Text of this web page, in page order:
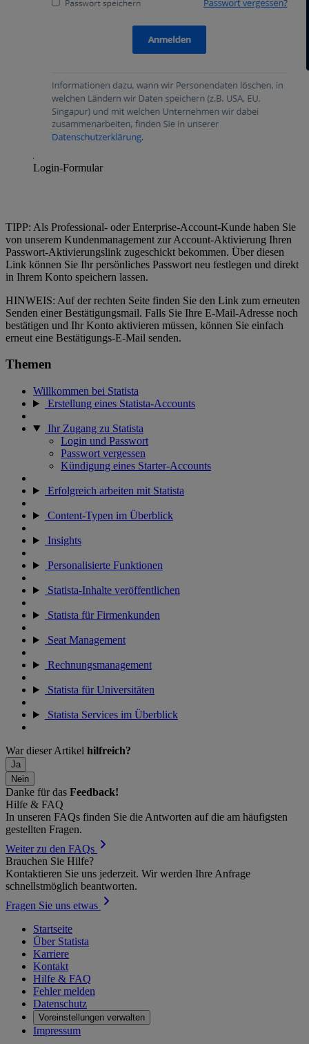
Login-Formular
TIPP: Als Professional- oder Enterprise-Account-Kunde haben Sie
von unserem Kundenmanagement zur Account-Aktivierung Ihren
Passwort-Aktivierungslink zugeschickt bekommen. Über diesen
Link können Sie Ihr persönliches Passwort neu festlegen und direkt
in Ihrem Konto speichern lassen.
HINWEIS: Auf der rechten Seite finden Sie den Link zum erneuten
Senden einer Bestätigungsmail. Falls Sie Ihre E-Mail-Adresse noch
bestätigen und Ihr Konto aktivieren müssen, können Sie einfach
erneut eine Bestätigungs-E-Mail senden.
Themen
Willkommen bei Statista
Erstellung eines Statista-Accounts
Ihr Zugang zu Statista
Login und Passwort
Passwort vergessen
Kündigung eines Starter-Accounts
Erfolgreich arbeiten mit Statista
Content-Typen im Überblick
Insights
Personalisierte Funktionen
Statista-Inhalte veröffentlichen
Statista für Firmenkunden
Seat Management
Rechnungsmanagement
Statista für Universitäten
Statista Services im Überblick
War dieser Artikel hilfreich?
Ja
Nein
Danke für das Feedback!
Hilfe & FAQ
In unseren FAQs finden Sie die Antworten auf die am häufigsten
gestellten Fragen.
Weiter zu den FAQs
Brauchen Sie Hilfe?
Kontaktieren Sie uns jederzeit. Wir werden Ihre Anfrage
schnellstmöglich beantworten.
Fragen Sie uns etwas
Startseite
Über Statista
Karriere
Kontakt
Hilfe & FAQ
Fehler melden
Datenschutz
Voreinstellungen verwalten
Impressum